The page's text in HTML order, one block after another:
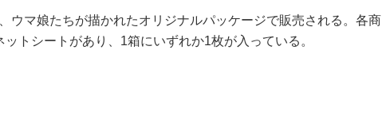
ウマ娘たちが描かれたオリジナルパッケージで販売される。各商
トシートがあり、1箱にいずれか1枚が入っている。